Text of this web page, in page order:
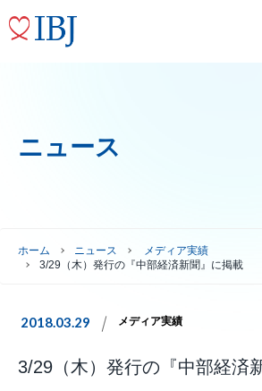
ニュース
ホーム ニュース
メディア実績
3/29（木）発行の『中部経済新聞』に掲載
2018.03.29 メディア実績
3/29（木）発行の『中部経済